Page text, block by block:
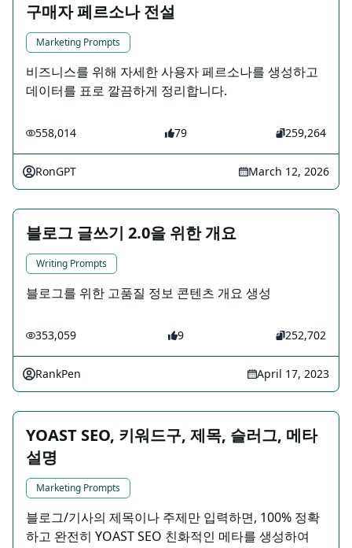
구매자 페르소나 전설
Marketing Prompts
비즈니스를 위해 자세한 사용자 페르소나를 생성하고
데이터를 표로 깔끔하게 정리합니다.
558,014 79 259,264
RonGPT March 12, 2026
블로그 글쓰기 2.0을 위한 개요
Writing Prompts
블로그를 위한 고품질 정보 콘텐츠 개요 생성
353,059 9 252,702
RankPen April 17, 2023
YOAST SEO, 키워드구, 제목, 슬러그, 메타
설명
Marketing Prompts
블로그/기사의 제목이나 주제만 입력하면, 100% 정확
하고 완전히 YOAST SEO 친화적인 메타를 생성하여